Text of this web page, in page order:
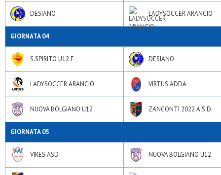
DESIANO LADYSOCCER ARANCIO
GIORNATA 04
S.SPIRITO U12 F DESIANO
LADYSOCCER ARANCIO VIRTUS ADDA
NUOVA BOLGIANO U12 ZANCONTI 2022 A.S.D.
GIORNATA 05
VIRES ASD NUOVA BOLGIANO U12